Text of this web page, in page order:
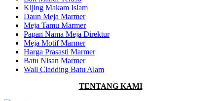
Kijing Makam Islam
Daun Meja Marmer
Meja Tamu Marmer
Papan Nama Meja Direktur
Meja Motif Marmer
Harga Prasasti Marmer
Batu Nisan Marmer
Wall Cladding Batu Alam
TENTANG KAMI